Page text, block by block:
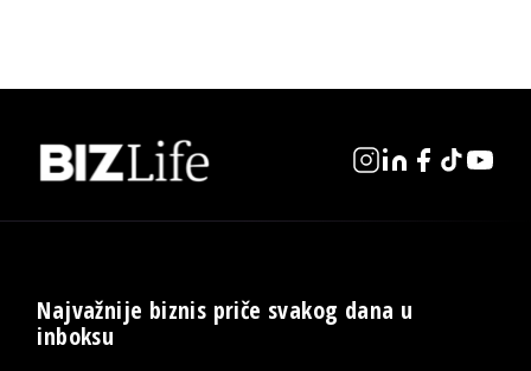
Najvažnije biznis priče svakog dana u
inboksu